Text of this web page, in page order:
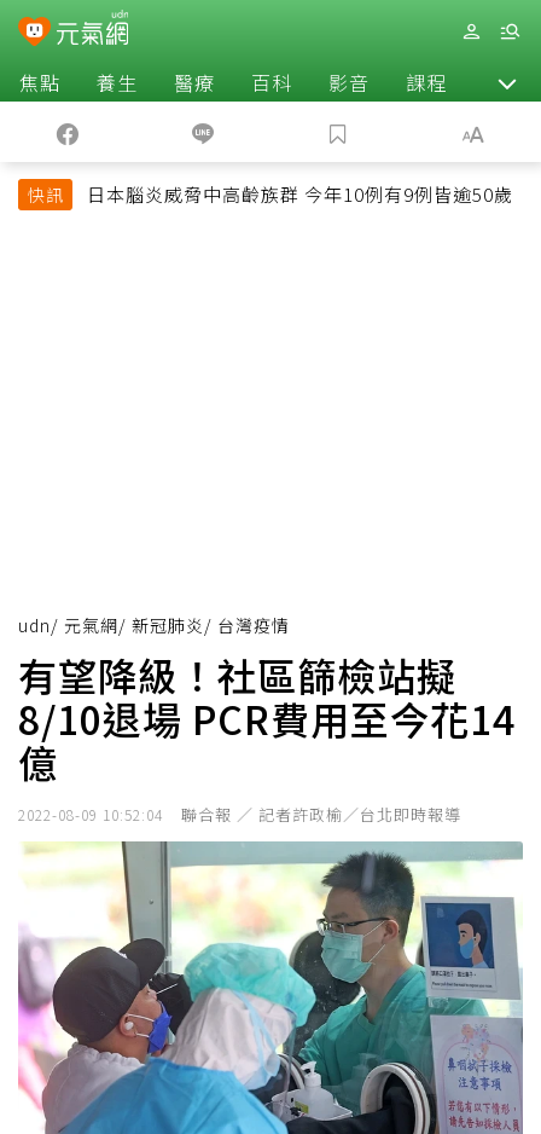
焦點 養生 醫療 百科 影音 課程 退休
快訊 日本腦炎威脅中高齡族群 今年10例有9例皆逾50歲
udn/ 元氣網/ 新冠肺炎 / 台灣疫情
有望降級！社區篩檢站擬
8/10退場 PCR費用至今花14
億
2022-08-09 10:52:04 聯合報 ／ 記者許政榆／台北即時報導